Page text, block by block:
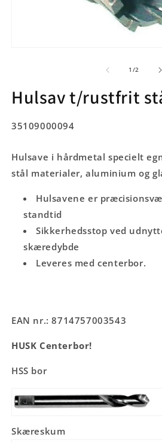
1 /af2
Hulsav t/rustfrit
SKU:
35109000094
Hulsave i hårdmetal specielt
stål materialer, aluminium og
Hulsavene er
standtid
Sikkerhedsstop ved
skæredybde
Leveres med centerbor.
EAN nr.: 8714757003543
HUSK Centerbor!
HSS bor
Skæreskum